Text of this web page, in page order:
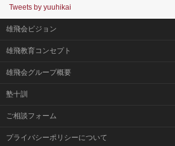
Tweets by yuuhikai
雄飛会ビジョン
雄飛教育コンセプト
雄飛会グループ概要
塾十訓
ご相談フォーム
プライバシーポリシーについて